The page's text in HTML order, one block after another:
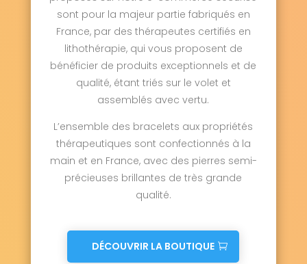
sont pour la majeur partie fabriqués en
France, par des thérapeutes certifiés en
lithothérapie, qui vous proposent de
bénéficier de produits exceptionnels et de
qualité, étant triés sur le volet et
assemblés avec vertu.
L’ensemble des bracelets aux propriétés
thérapeutiques sont confectionnés à la
main et en France, avec des pierres semi-
précieuses brillantes de très grande
qualité.
DÉCOUVRIR LA BOUTIQUE